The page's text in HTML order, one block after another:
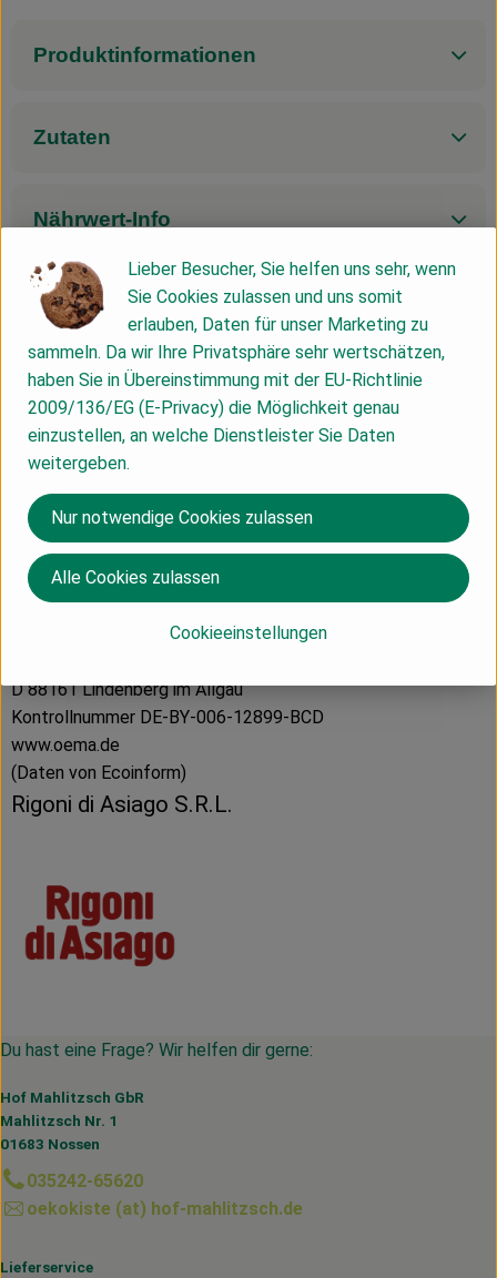
Produktinformationen
Zutaten
Nährwert-Info
Produktdatenblatt
Herkunft
Hersteller: ÖMA
Italien
D 88161 Lindenberg im Allgäu
Kontrollnummer DE-BY-006-12899-BCD
www.oema.de
(Daten von Ecoinform)
Rigoni di Asiago S.R.L.
Du hast eine Frage? Wir helfen dir gerne:
Hof Mahlitzsch GbR
Mahlitzsch Nr. 1
01683 Nossen
035242-65620
oekokiste (at) hof-mahlitzsch.de
Lieferservice
Lieber Besucher, Sie helfen uns sehr, wenn
Sie Cookies zulassen und uns somit
erlauben, Daten für unser Marketing zu
sammeln. Da wir Ihre Privatsphäre sehr wertschätzen,
haben Sie in Übereinstimmung mit der EU-Richtlinie
2009/136/EG (E-Privacy) die Möglichkeit genau
einzustellen, an welche Dienstleister Sie Daten
weitergeben.
Cookieeinstellungen
Nur notwendige Cookies zulassen
Alle Cookies zulassen